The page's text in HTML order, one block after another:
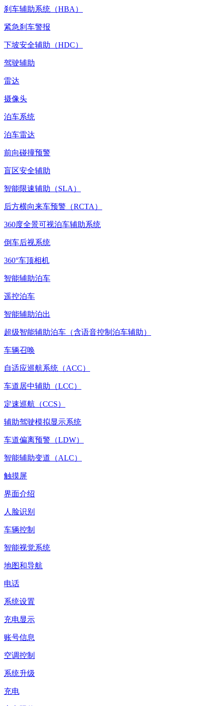
刹车辅助系统（HBA）
紧急刹车警报
下坡安全辅助（HDC）
驾驶辅助
雷达
摄像头
泊车系统
泊车雷达
前向碰撞预警
盲区安全辅助
智能限速辅助（SLA）
后方横向来车预警（RCTA）
360度全景可视泊车辅助系统
倒车后视系统
360°车顶相机
智能辅助泊车
遥控泊车
智能辅助泊出
超级智能辅助泊车（含语音控制泊车辅助）
车辆召唤
自适应巡航系统（ACC）
车道居中辅助（LCC）
定速巡航（CCS）
辅助驾驶模拟显示系统
车道偏离预警（LDW）
智能辅助变道（ALC）
触摸屏
界面介绍
人脸识别
车辆控制
智能视觉系统
地图和导航
电话
系统设置
充电显示
账号信息
空调控制
系统升级
充电